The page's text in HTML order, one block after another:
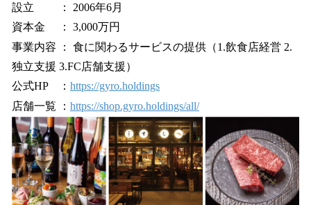
設立 ： 2006年6月
資本金 ： 3,000万円
事業内容 ： 食に関わるサービスの提供（1.飲食店経営 2.
独立支援 3.FC店舗支援）
公式HP ： https://gyro.holdings
店舗一覧 ： https://shop.gyro.holdings/all/